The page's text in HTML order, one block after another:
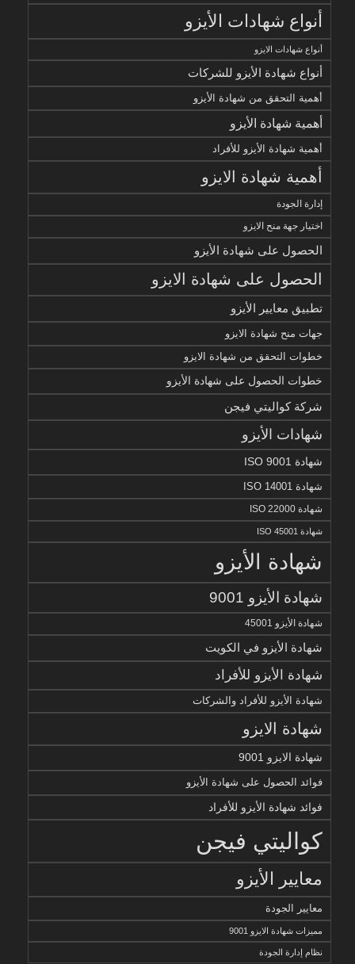
أنواع شهادات الأيزو
أنواع شهادات الايزو
أنواع شهادة الأيزو للشركات
أهمية التحقق من شهادة الأيزو
أهمية شهادة الأيزو
أهمية شهادة الأيزو للأفراد
أهمية شهادة الايزو
إدارة الجودة
اختيار جهة منح الايزو
الحصول على شهادة الأيزو
الحصول على شهادة الايزو
تطبيق معايير الأيزو
جهات منح شهادة الايزو
خطوات التحقق من شهادة الايزو
خطوات الحصول على شهادة الأيزو
شركة كواليتي فيجن
شهادات الأيزو
شهادة ISO 9001
شهادة ISO 14001
شهادة ISO 22000
شهادة ISO 45001
شهادة الأيزو
شهادة الأيزو 9001
شهادة الأيزو 45001
شهادة الأيزو في الكويت
شهادة الأيزو للأفراد
شهادة الأيزو للأفراد والشركات
شهادة الايزو
شهادة الايزو 9001
فوائد الحصول على شهادة الأيزو
فوائد شهادة الأيزو للأفراد
كواليتي فيجن
معايير الأيزو
معايير الجودة
مميزات شهادة الايزو 9001
نظام إدارة الجودة